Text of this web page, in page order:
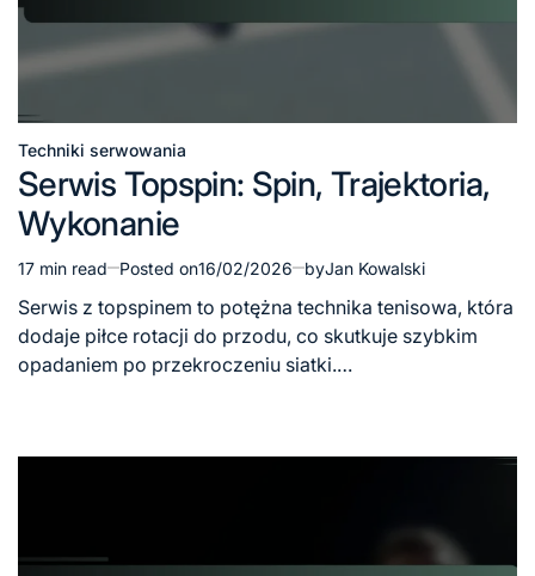
Posted
in
Techniki serwowania
Serwis Topspin: Spin, Trajektoria,
Wykonanie
Estimated
read
time
17 min read Posted on16/02/2026 byJan Kowalski
Serwis z topspinem to potężna technika tenisowa, która
dodaje piłce rotacji do przodu, co skutkuje szybkim
opadaniem po przekroczeniu siatki.…